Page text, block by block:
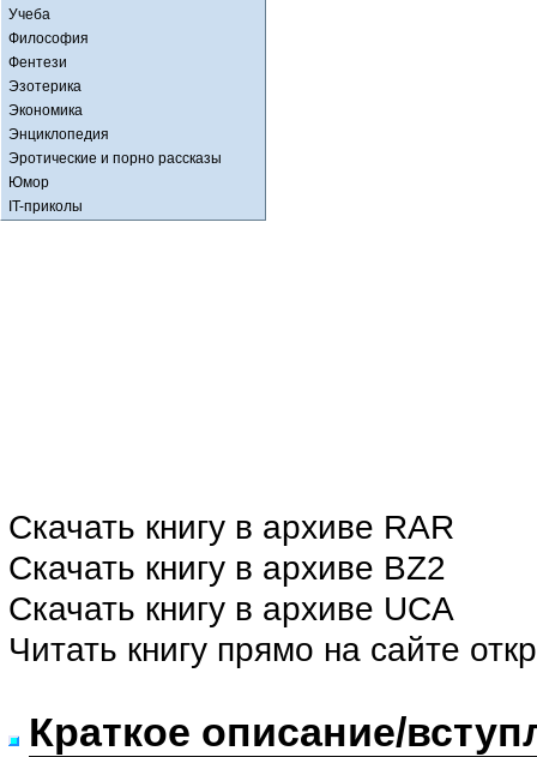
Учеба
Философия
Фентези
Эзотерика
Экономика
Энциклопедия
Эротические и порно рассказы
Юмор
IT-приколы
Скачать книгу в архиве RAR
Скачать книгу в архиве BZ2
Скачать книгу в архиве UCA
Читать книгу прямо на сайте
Краткое описание/